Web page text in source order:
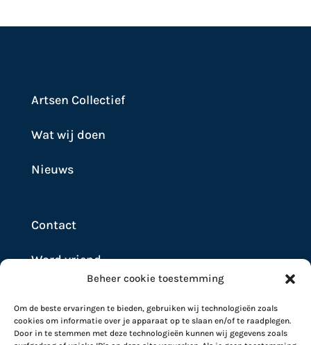
Beheer cookie toestemming
Om de beste ervaringen te bieden, gebruiken wij technologieën zoals
cookies om informatie over je apparaat op te slaan en/of te raadplegen.
Door in te stemmen met deze technologieën kunnen wij gegevens zoals
Artsen Collectief
Wat wij doen
Nieuws
Contact
Word vriend